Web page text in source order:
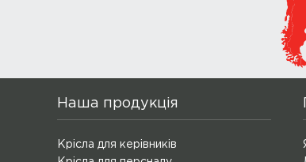
Наша продукція
Крісла для керівників